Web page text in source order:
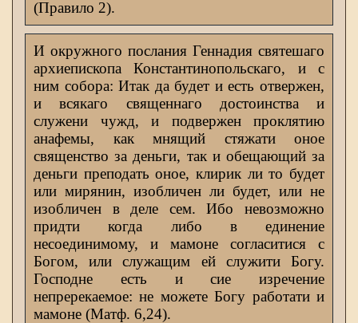
(Правило 2).
И окружного послания Геннадия святешаго
архиепископа Константинопольскаго, и с
ним собора: Итак да будет и есть отвержен,
и всякаго священнаго достоинства и
служени чужд, и подвержен проклятию
анафемы, как мнящий стяжати оное
священство за деньги, так и обещающий за
деньги преподать оное, клирик ли то будет
или мирянин, изобличен ли будет, или не
изобличен в деле сем. Ибо невозможно
придти когда либо в единение
несоединимому, и мамоне согласитися с
Богом, или служащим ей служити Богу.
Господне есть и сие изречение
непререкаемое: не можете Богу работати и
мамоне (Матф. 6,24).